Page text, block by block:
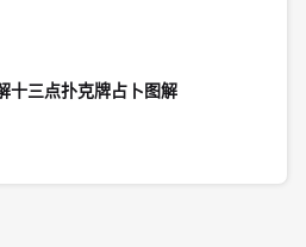
十三点扑克牌占卜图解